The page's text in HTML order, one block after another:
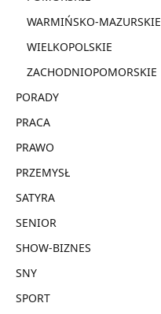
WARMIŃSKO-MAZURSKIE
WIELKOPOLSKIE
ZACHODNIOPOMORSKIE
PORADY
PRACA
PRAWO
PRZEMYSŁ
SATYRA
SENIOR
SHOW-BIZNES
SNY
SPORT